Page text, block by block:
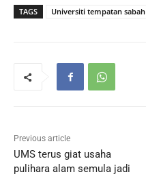
TAGS Universiti tempatan sabah
Previous article
UMS terus giat usaha
pulihara alam semula jadi